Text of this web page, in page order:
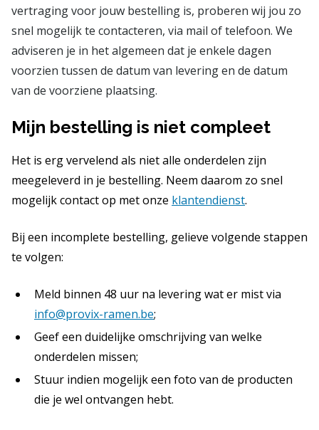
vertraging voor jouw bestelling is, proberen wij jou zo
snel mogelijk te contacteren, via mail of telefoon. We
adviseren je in het algemeen dat je enkele dagen
voorzien tussen de datum van levering en de datum
van de voorziene plaatsing.
Mijn bestelling is niet compleet
Het is erg vervelend als niet alle onderdelen zijn
meegeleverd in je bestelling. Neem daarom zo snel
mogelijk contact op met onze klantendienst.
Bij een incomplete bestelling, gelieve volgende stappen
te volgen:
Meld binnen 48 uur na levering wat er mist via
info@provix-ramen.be;
Geef een duidelijke omschrijving van welke
onderdelen missen;
Stuur indien mogelijk een foto van de producten
die je wel ontvangen hebt.